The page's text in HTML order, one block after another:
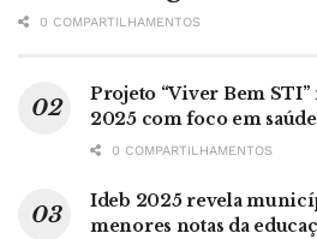
0 COMPARTILHAMENTOS
Projeto “Viver Bem
2025 com foco em
0 COMPARTILHAMENTOS
Ideb 2025 revela
menores notas da